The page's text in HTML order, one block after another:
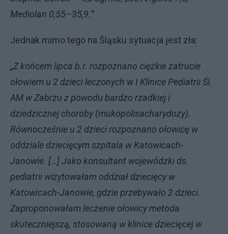
Mediolan 0,55–35,9.”
Jednak mimo tego na Śląsku sytuacja jest zła:
„Z końcem lipca b.r. rozpoznano ciężkie zatrucie
ołowiem u 2 dzieci leczonych w I Klinice Pediatrii Śl.
AM w Zabrzu z powodu bardzo rzadkiej i
dziedzicznej choroby (mukopolisacharydozy).
Równocześnie u 2 dzieci rozpoznano ołowicę w
oddziale dziecięcym szpitala w Katowicach-
Janowie. […] Jako konsultant wojewódzki ds.
pediatrii wizytowałam oddział dziecięcy w
Katowicach-Janowie, gdzie przebywało 2 dzieci.
Zaproponowałam leczenie ołowicy metoda
skuteczniejszą, stosowaną w klinice dziecięcej w